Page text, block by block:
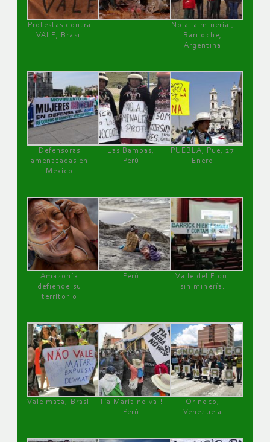
Protestas contra
VALE, Brasil
No a la minería ,
Bariloche,
Argentina
Defensoras
amenazadas en
México
Las Bambas,
Perú
PUEBLA, Pue, 27
Enero
Amazonía
defiende su
territorio
Perú
Valle del Elqui
sin minería.
Vale mata, Brasil
Tía María no va !
Perú
Orinoco,
Venezuela